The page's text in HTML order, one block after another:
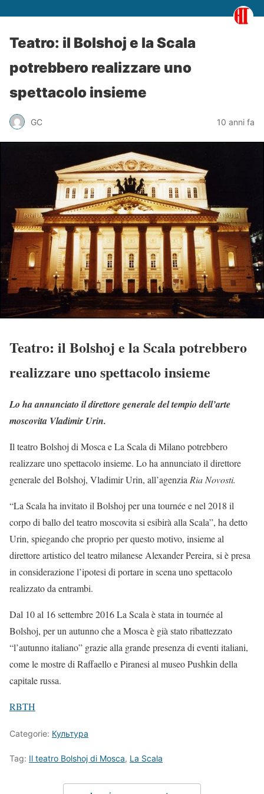
Teatro: il Bolshoj e la Scala
potrebbero realizzare uno
spettacolo insieme
GC 10 anni fa
Teatro: il Bolshoj e la Scala potrebbero
realizzare uno spettacolo insieme
Lo ha annunciato il direttore generale del tempio dell’arte
moscovita Vladimir Urin.
Il teatro Bolshoj di Mosca e La Scala di Milano potrebbero
realizzare uno spettacolo insieme. Lo ha annunciato il direttore
generale del Bolshoj, Vladimir Urin, all’agenziaRia Novosti.
“La Scala ha invitato il Bolshoj per una tournée e nel 2018 il
corpo di ballo del teatro moscovita si esibirà alla Scala”, ha detto
Urin, spiegando che proprio per questo motivo, insieme al
direttore artistico del teatro milanese Alexander Pereira, si è presa
in considerazione l’ipotesi di portare in scena uno spettacolo
realizzato da entrambi.
Dal 10 al 16 settembre 2016 La Scala è stata in tournée al
Bolshoj, per un autunno che a Mosca è già stato ribattezzato
“l’autunno italiano” grazie alla grande presenza di eventi italiani,
come le mostre di Raffaello e Piranesi al museo Pushkin della
capitale russa.
RBTH
Categorie: Культура
Tag: Il teatro Bolshoj di Mosca, La Scala